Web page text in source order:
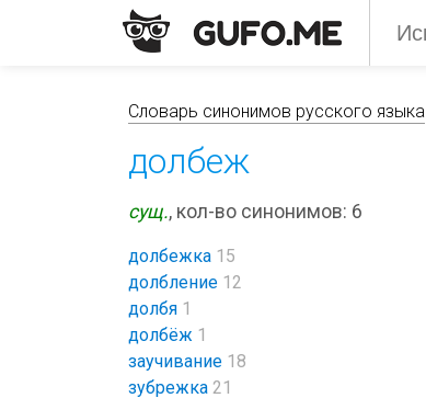
Словарь синонимов русского языка
долбеж
сущ., кол-во синонимов: 6
долбежка 15
долбление 12
долбя 1
долбёж 1
заучивание 18
зубрежка 21